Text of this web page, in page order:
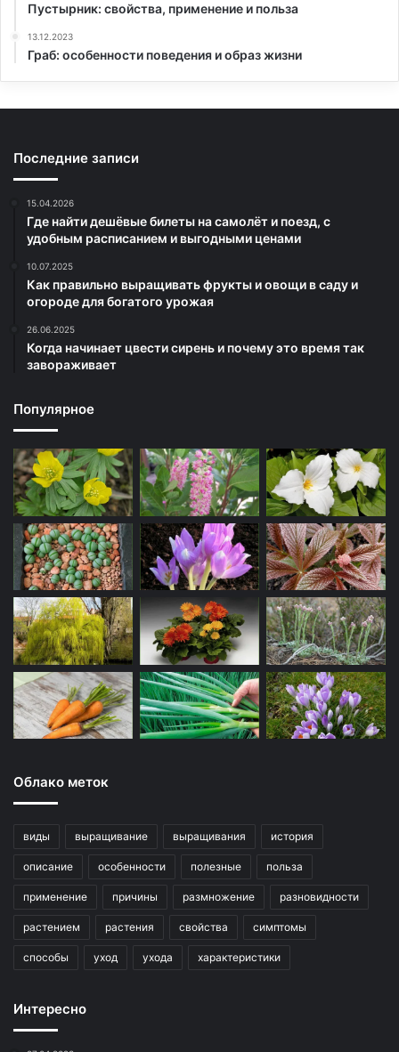
Пустырник: свойства, применение и польза
13.12.2023
Граб: особенности поведения и образ жизни
Последние записи
15.04.2026
Где найти дешёвые билеты на самолёт и поезд, с
удобным расписанием и выгодными ценами
10.07.2025
Как правильно выращивать фрукты и овощи в саду и
огороде для богатого урожая
26.06.2025
Когда начинает цвести сирень и почему это время так
завораживает
Популярное
Облако меток
виды выращивание выращивания история
описание особенности полезные польза
применение причины размножение разновидности
растением растения свойства симптомы
способы уход ухода характеристики
Интересно